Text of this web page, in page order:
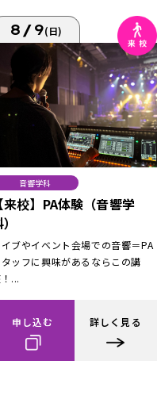
8/9(日)
音響学科
【来校】PA体験（音響学
イブやイベント会場での音響＝PA
タッフに興味があるならこの講
...
申し込む 詳しく見る